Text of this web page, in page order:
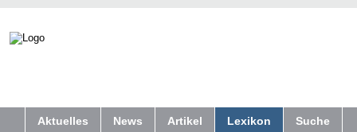
Aktuelles News Artikel Lexikon Suche